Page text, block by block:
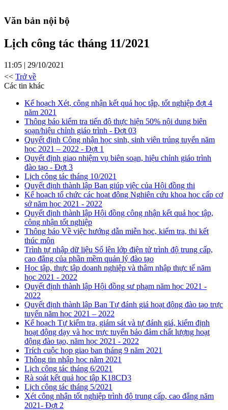
Văn bản nội bộ
Lịch công tác tháng 11/2021
11:05 | 29/10/2021
<< Trở về
Các tin khác
Kế hoạch Xét, công nhận kết quả học tập, tốt nghiệp đợt 4
năm 2021
Thông báo kiểm tra tiến độ thực hiện 50% nội dung biên
soạn/hiệu chỉnh giáo trình - Đợt 03
Quyết định Công nhận học sinh, sinh viên trúng tuyển năm
học 2021 – 2022 - Đợt 1
Quyết định giao nhiệm vụ biên soạn, hiệu chỉnh giáo trình
đào tạo - Đợt 3
Lịch công tác tháng 10/2021
Quyết định thành lập Ban giúp việc của Hội đồng thi
Kế hoạch tổ chức các hoạt động Nghiên cứu khoa học cấp cơ
sở năm học 2021 - 2022
Quyết định thành lập Hội đồng công nhận kết quả học tập,
công nhận tốt nghiệp
Thông báo Về việc hướng dẫn miễn học, kiểm tra, thi kết
thúc môn
Trình tự nhập dữ liệu Sổ lên lớp điện tử trình độ trung cấp,
cao đẳng của phần mềm quản lý đào tạo
Học tập, thực tập doanh nghiệp và thâm nhập thực tế năm
học 2021 - 2022
Quyết định thành lập Hội đồng sư phạm năm học 2021 -
2022
Quyết định thành lập Ban Tự đánh giá hoạt động đào tạo trực
tuyến năm học 2021 – 2022
Kế hoạch Tự kiểm tra, giám sát và tự đánh giá, kiểm định
hoạt động dạy và học trực tuyến bảo đảm chất lượng hoạt
động đào tạo, năm học 2021 - 2022
Trích cuộc họp giao ban tháng 9 năm 2021
Thông tin nhập học năm 2021
Lịch công tác tháng 6/2021
Rà soát kết quả học tập K18CD3
Lịch công tác tháng 5/2021
Xét công nhận tốt nghiệp trình độ trung cấp, cao đẳng năm
2021- Đợt 2